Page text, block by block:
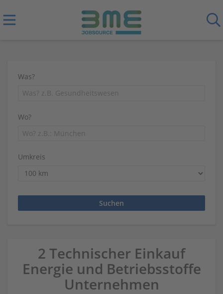
Was?
Wo?
Umkreis
2 Technischer Einkauf
Energie und Betriebsstoffe
Unternehmen